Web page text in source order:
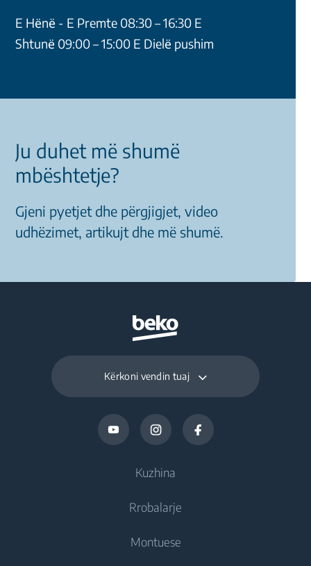
E Hёnё - E Premte 08:30 – 16:30 E
Shtunё 09:00 – 15:00 E Dielё pushim
Ju duhet më shumë
mbështetje?
Gjeni pyetjet dhe përgjigjet, video
udhëzimet, artikujt dhe më shumë.
Kërkoni vendin tuaj
Kuzhina
Frigoriferë
Rrobalarje
Montuese